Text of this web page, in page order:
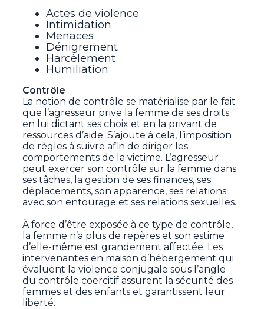
Actes de violence
Intimidation
Menaces
Dénigrement
Harcèlement
Humiliation
Contrôle
La notion de contrôle se matérialise par le fait
que l’agresseur prive la femme de ses droits
en lui dictant ses choix et en la privant de
ressources d’aide. S’ajoute à cela, l’imposition
de règles à suivre afin de diriger les
comportements de la victime. L’agresseur
peut exercer son contrôle sur la femme dans
ses tâches, la gestion de ses finances, ses
déplacements, son apparence, ses relations
avec son entourage et ses relations sexuelles.
À force d’être exposée à ce type de contrôle,
la femme n’a plus de repères et son estime
d’elle-même est grandement affectée. Les
intervenantes en maison d’hébergement qui
évaluent la violence conjugale sous l’angle
du contrôle coercitif assurent la sécurité des
femmes et des enfants et garantissent leur
liberté.